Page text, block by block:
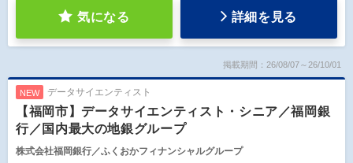
気になる 詳細を見る
掲載期間：26/08/07～26/10/01
NEW データサイエンティスト
【福岡市】データサイエンティスト・シニア／福岡銀
行／国内最大の地銀グループ
株式会社福岡銀行／ふくおかフィナンシャルグループ